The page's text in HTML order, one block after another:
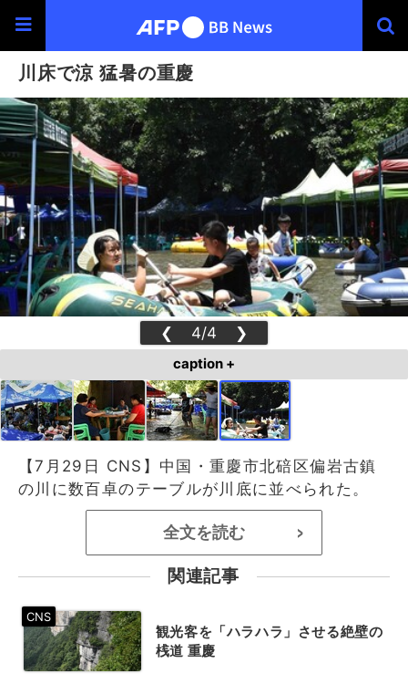
川床で涼 猛暑の重慶
❮ 4/4 ❯
caption +
【7月29日 CNS】中国・重慶市北碚区偏岩古鎮
の川に数百卓のテーブルが川底に並べられた。
全文を読む >
関連記事
観光客を「ハラハラ」させる絶壁の
桟道 重慶